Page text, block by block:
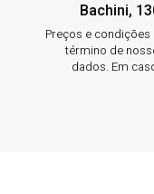
Bachini,
Preços e
término de
dados. Em